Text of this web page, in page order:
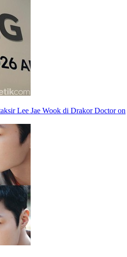
Lee Jae Wook di Drakor Doctor on